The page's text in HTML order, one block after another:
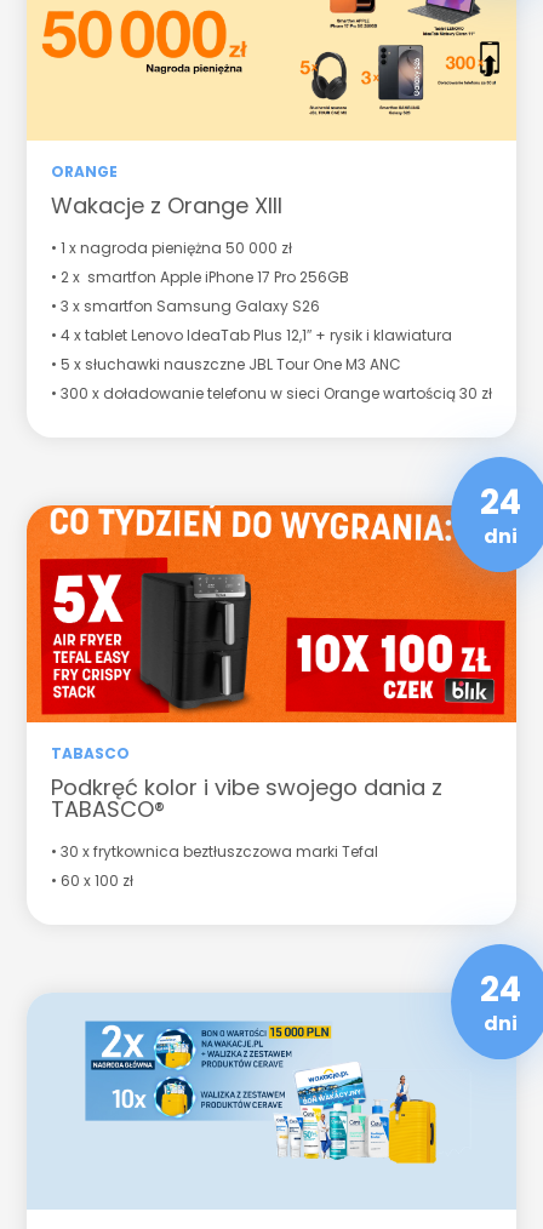
ORANGE
Wakacje z Orange XIII
• 1 x nagroda pieniężna 50 000 zł
• 2 x smartfon Apple iPhone 17 Pro 256GB
• 3 x smartfon Samsung Galaxy S26
• 4 x tablet Lenovo IdeaTab Plus 12,1″ + rysik i klawiatura
• 5 x słuchawki nauszczne JBL Tour One M3 ANC
• 300 x doładowanie telefonu w sieci Orange wartością 30 zł
TABASCO
Podkręć kolor i vibe swojego dania z
TABASCO®
• 30 x frytkownica beztłuszczowa marki Tefal
• 60 x 100 zł
24
dni
24
dni